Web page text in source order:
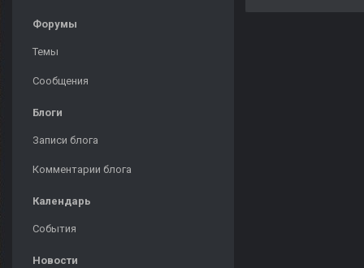
Форумы
Темы
Сообщения
Блоги
Записи блога
Комментарии блога
Календарь
События
Новости